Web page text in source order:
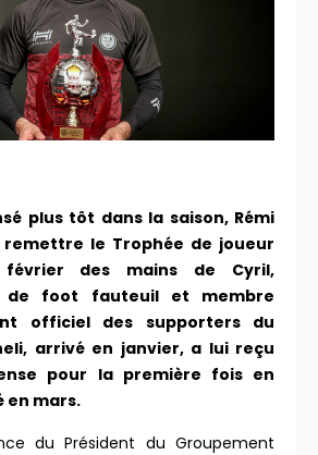
plus tôt dans la saison, Rémi
remettre le Trophée de joueur
des mains de Cyril,
de foot fauteuil et membre
officiel des supporters du
arrivé en janvier, a lui reçu
pour la première fois en
en mars.
du Président du Groupement